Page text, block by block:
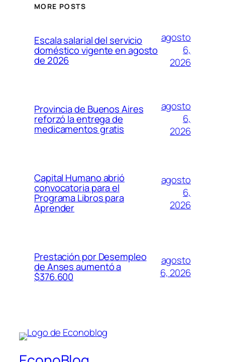
MORE POSTS
Escala salarial del servicio
doméstico vigente en agosto
de 2026
agosto
6,
2026
Provincia de Buenos Aires
reforzó la entrega de
medicamentos gratis
agosto
6,
2026
Capital Humano abrió
convocatoria para el
Programa Libros para
Aprender
agosto
6,
2026
Prestación por Desempleo
de Anses aumentó a
$376.600
agosto
6, 2026